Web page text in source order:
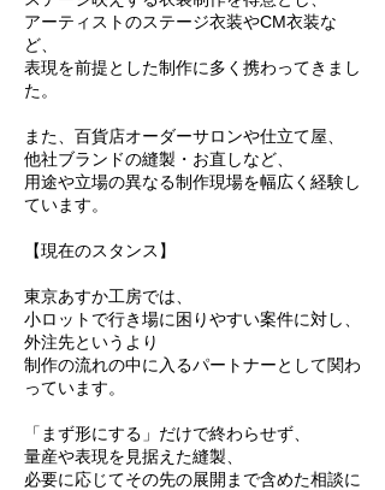
アーティストのステージ衣装やCM衣装な
ど、
表現を前提とした制作に多く携わってきまし
た。
また、百貨店オーダーサロンや仕立て屋、
他社ブランドの縫製・お直しなど、
用途や立場の異なる制作現場を幅広く経験し
ています。
【現在のスタンス】
東京あすか工房では、
小ロットで行き場に困りやすい案件に対し、
外注先というより
制作の流れの中に入るパートナーとして関わ
っています。
「まず形にする」だけで終わらせず、
量産や表現を見据えた縫製、
必要に応じてその先の展開まで含めた相談に